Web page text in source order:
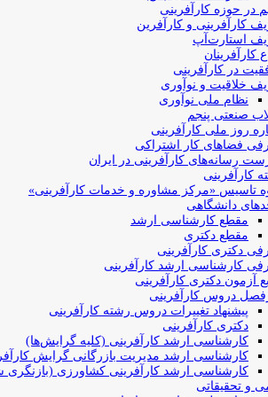
در حوزه کارآفرینی
کارآفرینی و کارآفرین
استارت‌آپ
کارآفرینان
در کارآفرینی
خلاقیت و نوآوری
نظام ملی نوآوری
صنعتی پنجم
روز ملی کارآفرینی
فضاهای کار اشتراکی
رسانه‌های کارآفرینی در ایران
کارآفرینی
تاسیس «مرکز مشاوره و خدمات کارآفرینی»
دانشگاهی
مقطع کارشناسی ارشد
مقطع دکتری
دکتری کارآفرینی
کارشناسی ارشد کارآفرینی
آزمون دکتری کارآفرینی
دروس کارآفرینی
پیشنهاد تغییرات دروس رشته کارآفرینی
دکتری کارآفرینی
کارشناسی ارشد کارآفرینی (کلیه گرایش‌ها)
کارشناسی ارشد مدیریت بازرگانی گرایش
کارشناسی ارشد کارآفرینی کشاورزی (بازنگری
و تحقیقاتی